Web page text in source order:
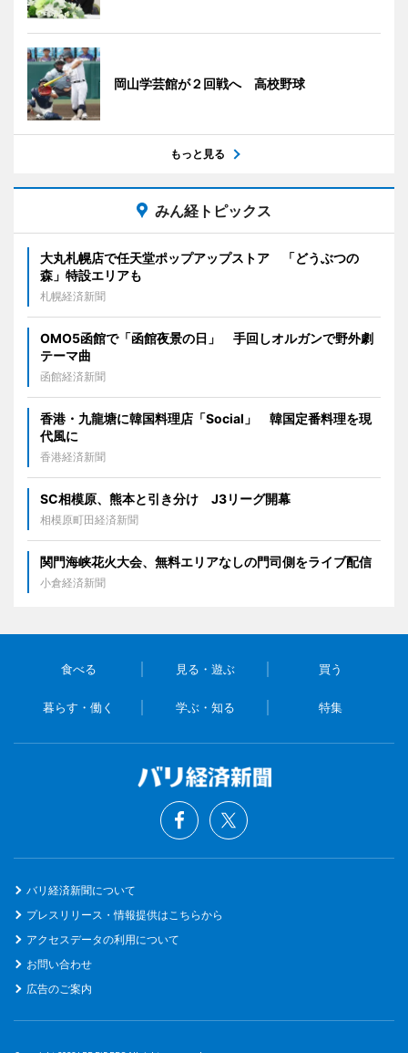
岡山学芸館が２回戦へ 高校野球
もっと見る
みん経トピックス
大丸札幌店で任天堂ポップアップストア 「どうぶつの
森」特設エリアも
札幌経済新聞
OMO5函館で「函館夜景の日」 手回しオルガンで野外劇
テーマ曲
函館経済新聞
香港・九龍塘に韓国料理店「Social」 韓国定番料理を現
代風に
香港経済新聞
SC相模原、熊本と引き分け J3リーグ開幕
相模原町田経済新聞
関門海峡花火大会、無料エリアなしの門司側をライブ配信
小倉経済新聞
食べる 見る・遊ぶ 買う
暮らす・働く 学ぶ・知る 特集
バリ経済新聞について
プレスリリース・情報提供はこちらから
アクセスデータの利用について
お問い合わせ
広告のご案内